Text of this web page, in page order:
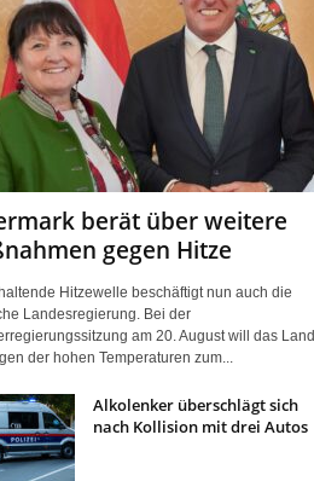
berät über weitere
gegen Hitze
Hitzewelle beschäftigt nun auch die
Landesregierung. Bei der
am 20. August will das Land
der hohen Temperaturen zum...
Alkolenker überschlägt sich
nach Kollision mit drei Autos